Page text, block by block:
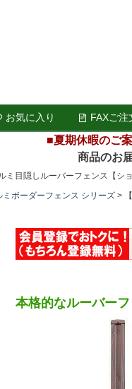
お気に入り FAXご注
■夏期休暇のご
商品のお届け
ルミ目隠しルーバーフェンス【
ミボーダーフェンス シリーズ
本格的なルーバー